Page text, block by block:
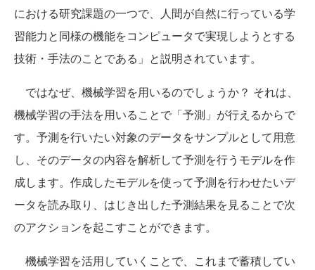
における研究課題の一つで、人間が自然に行っている学
習能力と同様の機能をコンピュータで実現しようとする
技術・手法のことである」と説明されています。
ではなぜ、機械学習を用いるのでしょうか？ それは、
機械学習の手法を用いることで「予測」が行えるからで
す。予測を行いたい対象のデータをサンプルとして用意
し、そのデータの内容を解析して予測を行うモデルを作
成します。作成したモデルを使って予測を行わせたいデ
ータを読み取り、はじき出した予測結果を見ることで次
のアクションを起こすことができます。
機械学習を活用していくことで、これまで蓄積してい